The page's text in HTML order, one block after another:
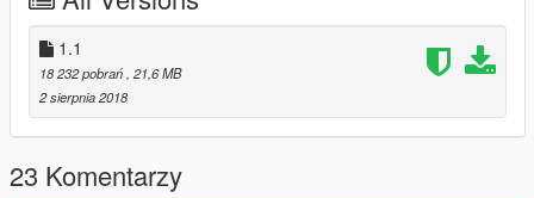
\mods\update\x64\dlcpacks\patchday3ng\dlc.rpf\x64\levels\gta5
\vehicles.rpf
Enjoy !
1.1
18 232 pobrań , 21,6 MB
2 sierpnia 2018
23 Komentarzy